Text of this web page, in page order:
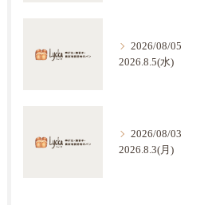
2026/08/05
2026.8.5(水)
2026/08/03
2026.8.3(月)